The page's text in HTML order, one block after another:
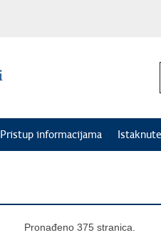
Pristup informacijama
Pronađeno 375 stranica.